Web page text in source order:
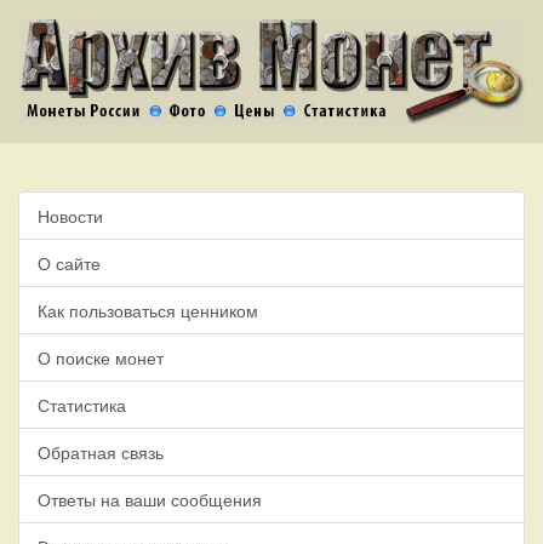
Новости
О сайте
Как пользоваться ценником
О поиске монет
Статистика
Обратная связь
Ответы на ваши сообщения